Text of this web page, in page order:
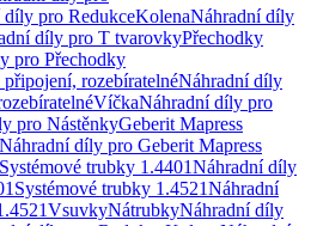
díly pro RedukceKolenaNáhradní díly
díly pro T tvarovkyPřechodky
pro Přechodky
rozebíratelnéNáhradní díly
VíčkaNáhradní díly pro
pro NástěnkyGeberit Mapress
Náhradní díly pro Geberit Mapress
Systémové trubky 1.4401Náhradní díly
Systémové trubky 1.4521Náhradní
VsuvkyNátrubkyNáhradní díly